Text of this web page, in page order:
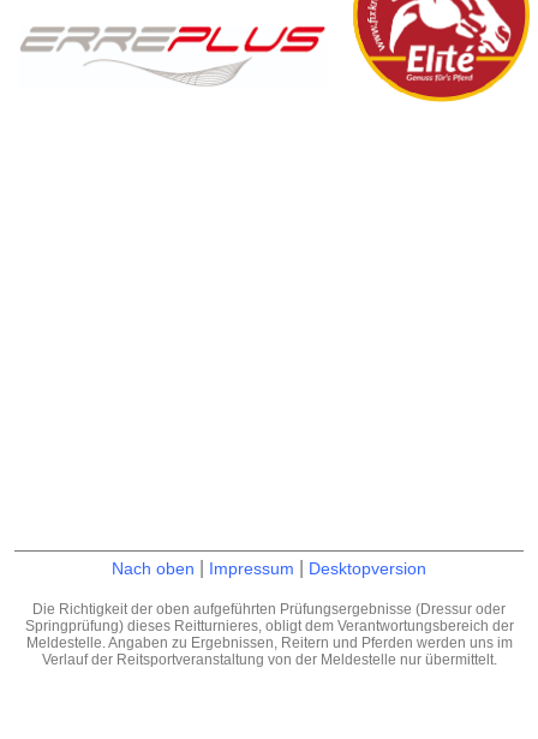
Nach oben Impressum Desktopversion
Die Richtigkeit der oben aufgeführten Prüfungsergebnisse (Dressur oder
Springprüfung) dieses Reitturnieres, obligt dem Verantwortungsbereich der
Meldestelle. Angaben zu Ergebnissen, Reitern und Pferden werden uns im
Verlauf der Reitsportveranstaltung von der Meldestelle nur übermittelt.